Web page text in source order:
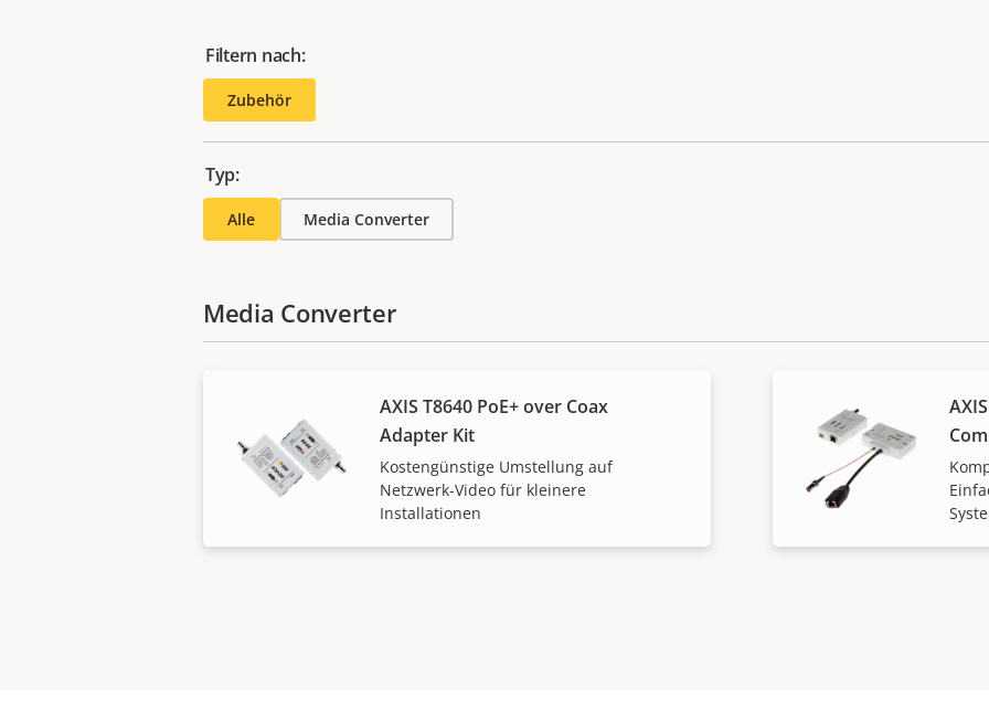
Filtern nach:
Zubehör
Typ:
Alle Media Converter
Media Converter
AXIS T8640 PoE+ over Coax
Adapter Kit
Kostengünstige Umstellung auf
Netzwerk-Video für kleinere
Installationen